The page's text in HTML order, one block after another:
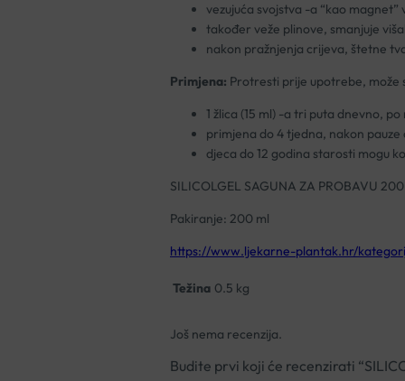
vezujuća svojstva -a “kao
također veže plinove, smanjuje
nakon pražnjenja crijeva, štetne
Primjena: Protresti prije upotrebe, može
1 žlica (15 ml) -a tri puta dnevno,
primjena do 4 tjedna, nakon
djeca do 12 godina starosti mogu
SILICOLGEL SAGUNA ZA PROBAVU
Pakiranje: 200 ml
https://www.ljekarne-plantak.hr/
Težina 0.5 kg
Još nema recenzija.
Budite prvi koji će recenzirati